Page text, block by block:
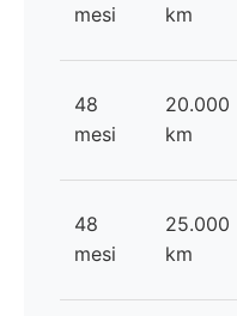
mesi km
48
mesi
20.000
km
48
mesi
25.000
km